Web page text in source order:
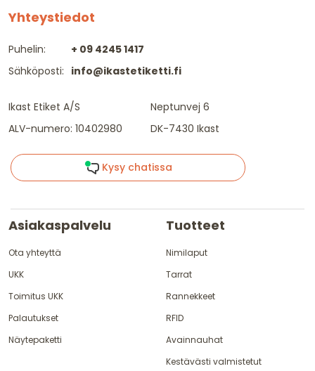
Yhteystiedot
Puhelin:
Sähköposti:
+ 09 4245 1417
info@ikastetiketti.fi
Ikast Etiket A/S
ALV-numero: 10402980
Neptunvej 6
DK-7430 Ikast
Kysy chatissa
Asiakaspalvelu
Ota yhteyttä
UKK
Toimitus UKK
Palautukset
Näytepaketti
Tuotteet
Nimilaput
Tarrat
Rannekkeet
RFID
Avainnauhat
Kestävästi valmistetut